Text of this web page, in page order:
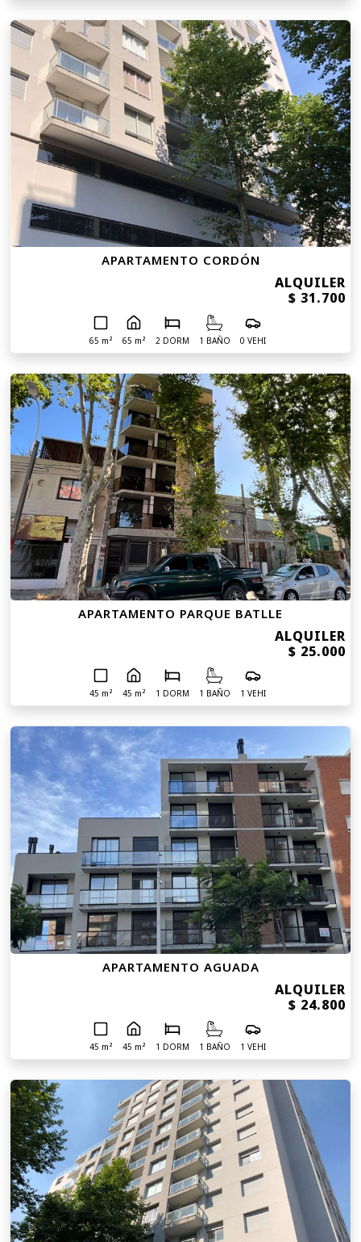
APARTAMENTO CORDÓN
ALQUILER
$ 31.700
65 m² 65 m² 2 DORM 1 BAÑO 0 VEHI
APARTAMENTO PARQUE BATLLE
ALQUILER
$ 25.000
45 m² 45 m² 1 DORM 1 BAÑO 1 VEHI
APARTAMENTO AGUADA
ALQUILER
$ 24.800
45 m² 45 m² 1 DORM 1 BAÑO 1 VEHI